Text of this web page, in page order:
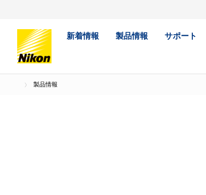
新着情報 製品情報 サポート
製品情報